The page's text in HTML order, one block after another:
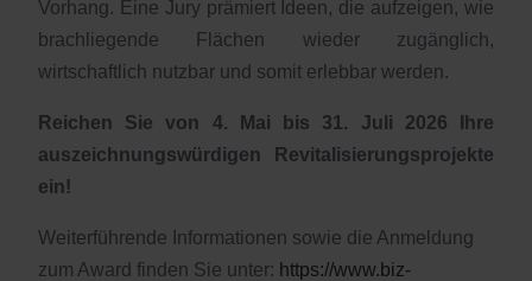
Vorhang. Eine Jury prämiert Ideen, die aufzeigen, wie
brachliegende Flächen wieder zugänglich,
wirtschaftlich nutzbar und somit erlebbar werden.
Reichen Sie von 4. Mai bis 31. Juli 2026 Ihre
auszeichnungswürdigen Revitalisierungsprojekte
ein!
Weiterführende Informationen sowie die Anmeldung
zum Award finden Sie unter: https://www.biz-